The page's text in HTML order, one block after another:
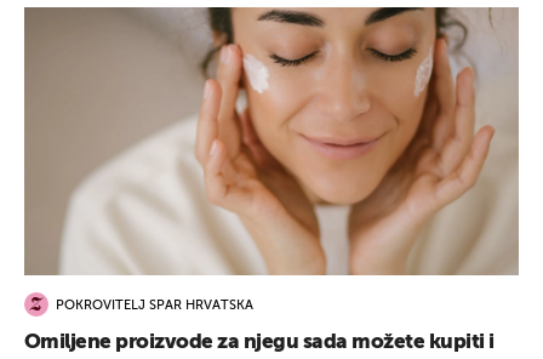
POKROVITELJ SPAR HRVATSKA
Omiljene proizvode za njegu sada možete kupiti i